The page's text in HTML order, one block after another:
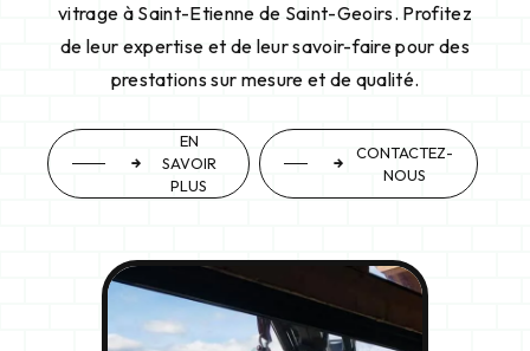
vitrage à Saint-Etienne de Saint-Geoirs. Profitez
de leur expertise et de leur savoir-faire pour des
prestations sur mesure et de qualité.
EN
SAVOIR
PLUS
CONTACTEZ-
NOUS